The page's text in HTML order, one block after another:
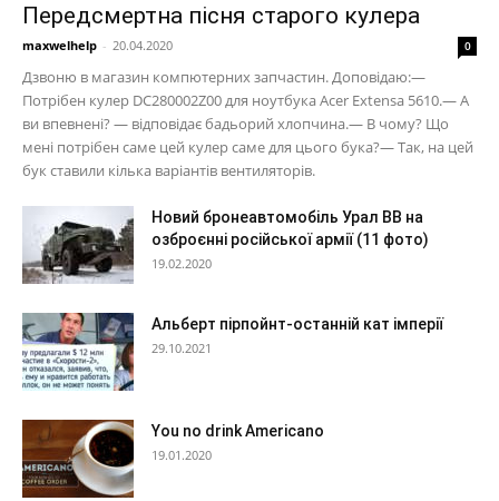
Передсмертна пісня старого кулера
maxwelhelp - 20.04.2020 0
Дзвоню в магазин компютерних запчастин. Доповідаю:—
Потрібен кулер DC280002Z00 для ноутбука Acer Extensa 5610.— А
ви впевнені? — відповідає бадьорий хлопчина.— В чому? Що
мені потрібен саме цей кулер саме для цього бука?— Так, на цей
бук ставили кілька варіантів вентиляторів.
Новий бронеавтомобіль Урал ВВ на
озброєнні російської армії (11 фото)
19.02.2020
Альберт пірпойнт-останній кат імперії
29.10.2021
You no drink Americano
19.01.2020